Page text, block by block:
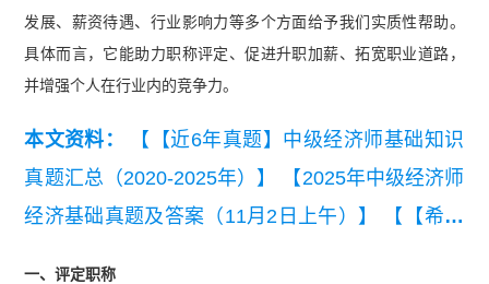
发展、薪资待遇、行业影响力等多个方面给予我们实质性帮助。
具体而言，它能助力职称评定、促进升职加薪、拓宽职业道路，
并增强个人在行业内的竞争力。
本文资料：
【【近6年真题】中级经济师基础知识
真题汇总（2020-2025年）】
【2025年中级经济师
经济基础真题及答案（11月2日上午）】
【【希赛
一、评定职称